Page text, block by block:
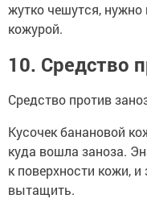
жутко чешутся, нужно
кожурой.
10. Средство
Средство против
Кусочек банановой
куда вошла заноза.
к поверхности кожи,
вытащить.